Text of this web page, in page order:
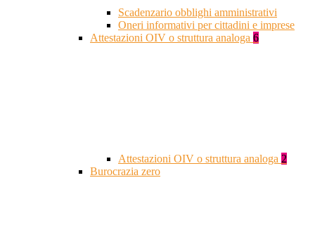
Scadenzario obblighi amministrativi
Oneri informativi per cittadini e imprese
Attestazioni OIV o struttura analoga 6
Attestazioni OIV o struttura analoga 2
Burocrazia zero